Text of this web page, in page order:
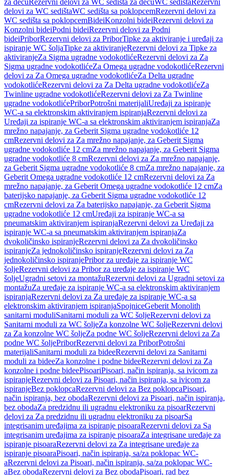
za decuRezervni delovi za WC sedišta za decuWC sedištaRezervni
delovi za WC sedištaWC sedišta sa poklopcemRezervni delovi za
WC sedišta sa poklopcemBideiKonzolni bideiRezervni delovi za
Konzolni bideiPodni bideiRezervni delovi za Podni
bideiPriborRezervni delovi za PriborTipke za aktiviranje i uređaji za
ispiranje WC šoljaTipke za aktiviranjeRezervni delovi za Tipke za
aktiviranjeZa Sigma ugradne vodokotlićeRezervni delovi za Za
Sigma ugradne vodokotlićeZa Omega ugradne vodokotlićeRezervni
delovi za Za Omega ugradne vodokotlićeZa Delta ugradne
vodokotlićeRezervni delovi za Za Delta ugradne vodokotlićeZa
Twinline ugradne vodokotlićeRezervni delovi za Za Twinline
ugradne vodokotlićePriborPotrošni materijaliUređaji za ispiranje
WC-a sa elektronskim aktiviranjem ispiranjaRezervni delovi za
Uređaji za ispiranje WC-a sa elektronskim aktiviranjem ispiranjaZa
mrežno napajanje, za Geberit Sigma ugradne vodokotliće 12
cmRezervni delovi za Za mrežno napajanje, za Geberit Sigma
ugradne vodokotliće 12 cmZa mrežno napajanje, za Geberit Sigma
ugradne vodokotliće 8 cmRezervni delovi za Za mrežno napajanje,
za Geberit Sigma ugradne vodokotliće 8 cmZa mrežno napajanje, za
Geberit Omega ugradne vodokotliće 12 cmRezervni delovi za Za
mrežno napajanje, za Geberit Omega ugradne vodokotliće 12 cmZa
baterijsko napajanje, za Geberit Sigma ugradne vodokotliće 12
cmRezervni delovi za Za baterijsko napajanje, za Geberit Sigma
ugradne vodokotliće 12 cmUređaji za ispiranje WC-a sa
pneumatskim aktiviranjem ispiranjaRezervni delovi za Uređaji za
ispiranje WC-a sa pneumatskim aktiviranjem ispiranjaZa
dvokoličinsko ispiranjeRezervni delovi za Za dvokoličinsko
ispiranjeZa jednokoličinsko ispiranjeRezervni delovi za Za
jednokoličinsko ispiranjePribor za uređaje za ispiranje WC
šoljeRezervni delovi za Pribor za uređaje za ispiranje WC
šoljeUgradni setovi za montažuRezervni delovi za Ugradni setovi za
montažuZa uređaje za ispiranje WC-a sa elektronskim aktiviranjem
ispiranjaRezervni delovi za Za uređaje za ispiranje WC-a sa
elektronskim aktiviranjem ispiranjaSpojniceGeberit Monolith
sanitarni moduliSanitarni moduli za WC šoljeRezervni delovi za
Sanitarni moduli za WC šoljeZa konzolne WC šoljeRezervni delovi
za Za konzolne WC šoljeZa podne WC šoljeRezervni delovi za Za
podne WC šoljePriborRezervni delovi za PriborPotrošni
materijaliSanitarni moduli za bideeRezervni delovi za Sanitarni
moduli za bideeZa konzolne i podne bideeRezervni delovi za Za
konzolne i podne bideePisoariPisoari, način ispiranja, sa ivicom za
ispiranjeRezervni delovi za Pisoari, način ispiranja, sa ivicom za
ispiranjeBez poklopcaRezervni delovi za Bez poklopcaPisoari,
način ispiranja, bez obodaRezervni delovi za Pisoari, način ispiranja,
bez obodaZa predzidnu ili ugradnu elektroniku za pisoarRezervni
delovi za Za predzidnu ili ugradnu elektroniku za pisoarSa
integrisanim uređajima za ispiranje pisoaraRezervni delovi za Sa
integrisanim uređajima za ispiranje pisoaraZa integrisane uređaje za
ispiranje pisoaraRezervni delovi za Za integrisane uređaje za
ispiranje pisoaraPisoari, način ispiranja, sa/za poklopac WC-
aRezervni delovi za Pisoari, način ispiranja, sa/za poklopac WC-
aBez obodaRezervni delovi za Bez obodaPisoari, rad bez